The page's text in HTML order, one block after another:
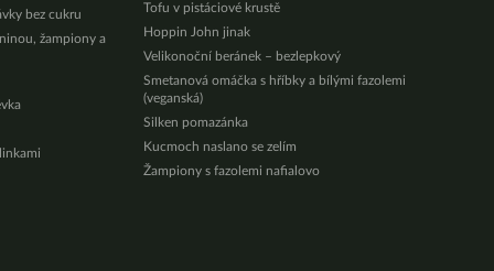
bez cukru
žampiony a
Tofu v pistáciové krustě
Hoppin John jinak
Velikonoční beránek – bezlepkový
Smetanová omáčka s hříbky a bílými fazolemi
(veganská)
Silken pomazánka
Kucmoch naslano se zelím
Žampiony s fazolemi nafialovo